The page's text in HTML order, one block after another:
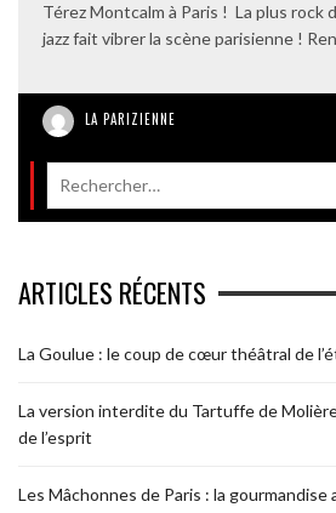
Térez Montcalm à Paris ! La plus rock
jazz fait vibrer la scène parisienne !
LA PARIZIENNE
ARTICLES RÉCENTS
La Goulue : le coup de cœur théâtral de
La version interdite du Tartuffe de
de l’esprit
Les Mâchonnes de Paris : la gourmandise